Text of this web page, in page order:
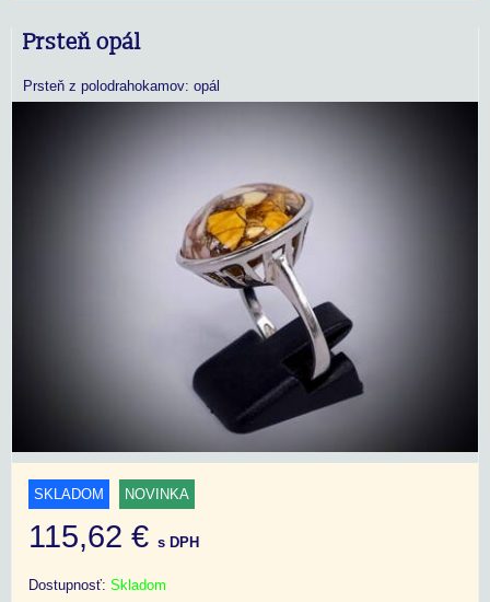
Prsteň opál
Prsteň z polodrahokamov: opál
SKLADOM NOVINKA
115,62 € s DPH
Dostupnosť: Skladom